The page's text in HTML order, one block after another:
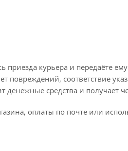
курьера и передаёте
повреждений, соответствие
денежные средства и получает
оплаты по почте или